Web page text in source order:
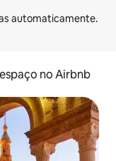
no Airbnb